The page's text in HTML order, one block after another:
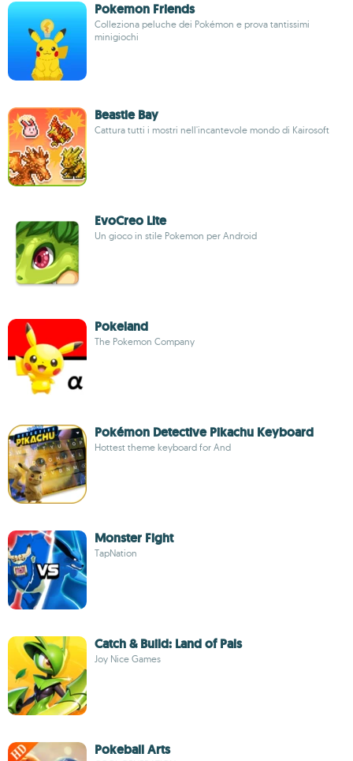
Pokemon Friends
Colleziona peluche dei Pokémon e prova tantissimi
minigiochi
Beastie Bay
Cattura tutti i mostri nell'incantevole mondo di Kairosoft
EvoCreo Lite
Un gioco in stile Pokemon per Android
Pokeland
The Pokemon Company
Pokémon Detective Pikachu Keyboard
Hottest theme keyboard for And
Monster Fight
TapNation
Catch & Build: Land of Pals
Joy Nice Games
Pokeball Arts